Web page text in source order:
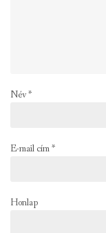
Név*
E-mail cím*
Honlap